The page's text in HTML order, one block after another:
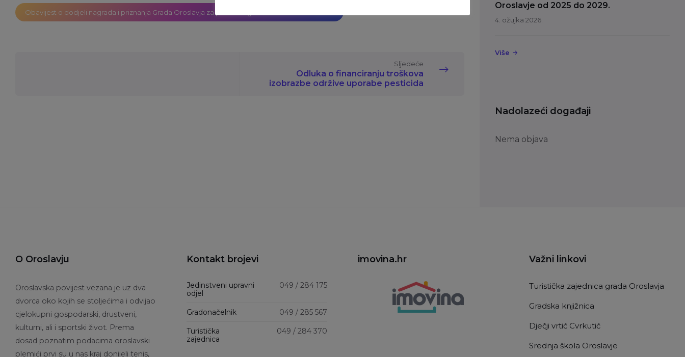
Obavijest o dodjeli nagrada i priznanja Grada Oroslavja za proteklih godinu dana – 08.05.2026.
Sljedeće
Odluka o financiranju troškova
izobrazbe održive uporabe pesticida
Oroslavje od 2025 do 2029.
4. ožujka 2026.
Više
Nadolazeći događaji
Nema objava
O Oroslavju
Oroslavska povijest vezana je uz dva
dvorca oko kojih se stoljećima i odvijao
cjelokupni gospodarski, drustveni,
kulturni, ali i sportski život. Prema
dosad poznatim podacima oroslavski
plemići prvi su u nas kraj donijeli tenis,
Kontakt brojevi
Jedinstveni upravni
odjel
049 / 284 175
Gradonačelnik 049 / 285 567
Turistička
zajednica
049 / 284 370
imovina.hr Važni linkovi
Turistička zajednica grada Oroslavja
Gradska knjižnica
Dječji vrtić Cvrkutić
Srednja škola Oroslavje